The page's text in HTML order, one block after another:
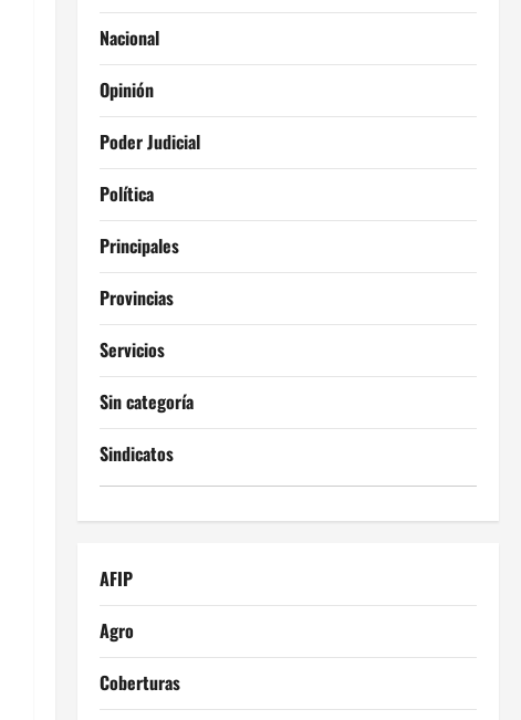
Nacional
Opinión
Poder Judicial
Política
Principales
Provincias
Servicios
Sin categoría
Sindicatos
AFIP
Agro
Coberturas